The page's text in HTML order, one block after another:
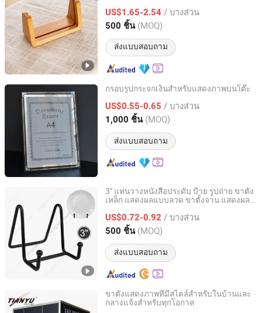
US$1.65-2.54 / บางส่วน
500 ชิ้น (MOQ)
ส่งแบบสอบถาม
Shandong, China อัตราจาก 2023
กรอบรูปกระจกเงินสำหรับแสดงภาพบนโต๊ะ
US$0.55-0.65 / บางส่วน
1,000 ชิ้น (MOQ)
ส่งแบบสอบถาม
Good Seller Co., Ltd.
Zhejiang, China อัตราจาก 2010
3" แท่นวางหนังสือประดับ ป้าย รูปถ่าย ขาตั้ง
เหล็ก แสดงผลแบบลวด ขาตั้งจาน แสดงผล
US$0.72-0.92 / บางส่วน
500 ชิ้น (MOQ)
ส่งแบบสอบถาม
Jiangmen zhaosheng hardware company LTD
Guangdong, China อัตราจาก 2021
ขาตั้งแสดงภาพที่มีสไตล์สำหรับในบ้านและ
กลางแจ้งสำหรับทุกโอกาส
TIANYU EXHIBITION EQUIPMENT & MATERIALS CO.,LTD.